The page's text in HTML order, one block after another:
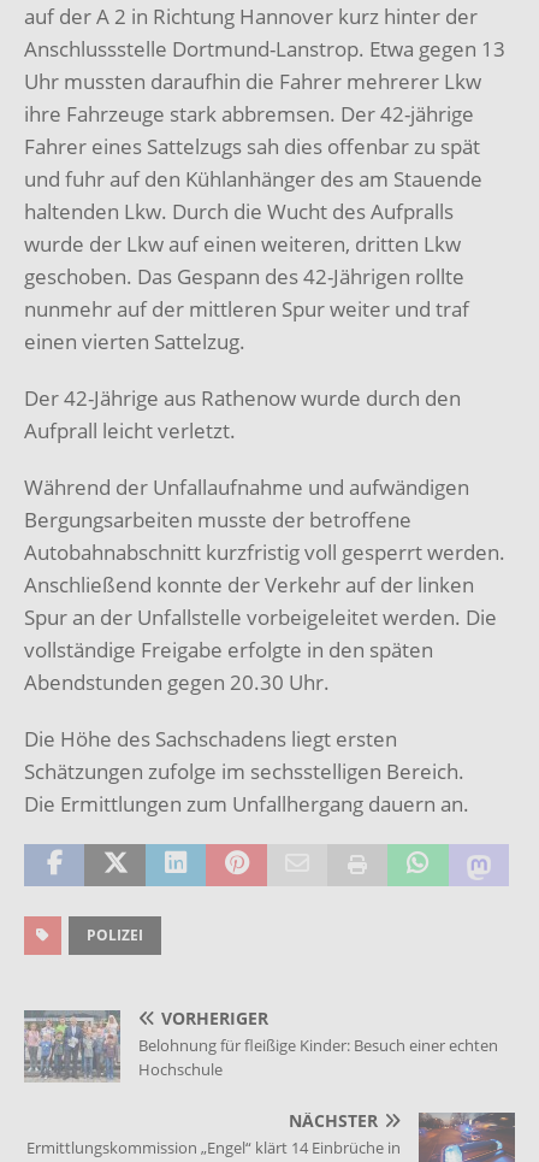
auf der A 2 in Richtung Hannover kurz hinter der
Anschlussstelle Dortmund-Lanstrop. Etwa gegen 13
Uhr mussten daraufhin die Fahrer mehrerer Lkw
ihre Fahrzeuge stark abbremsen. Der 42-jährige
Fahrer eines Sattelzugs sah dies offenbar zu spät
und fuhr auf den Kühlanhänger des am Stauende
haltenden Lkw. Durch die Wucht des Aufpralls
wurde der Lkw auf einen weiteren, dritten Lkw
geschoben. Das Gespann des 42-Jährigen rollte
nunmehr auf der mittleren Spur weiter und traf
einen vierten Sattelzug.
Der 42-Jährige aus Rathenow wurde durch den
Aufprall leicht verletzt.
Während der Unfallaufnahme und aufwändigen
Bergungsarbeiten musste der betroffene
Autobahnabschnitt kurzfristig voll gesperrt werden.
Anschließend konnte der Verkehr auf der linken
Spur an der Unfallstelle vorbeigeleitet werden. Die
vollständige Freigabe erfolgte in den späten
Abendstunden gegen 20.30 Uhr.
Die Höhe des Sachschadens liegt ersten
Schätzungen zufolge im sechsstelligen Bereich.
Die Ermittlungen zum Unfallhergang dauern an.
POLIZEI
VORHERIGER
Belohnung für fleißige Kinder: Besuch einer echten
Hochschule
NÄCHSTER
Ermittlungskommission „Engel“ klärt 14 Einbrüche in